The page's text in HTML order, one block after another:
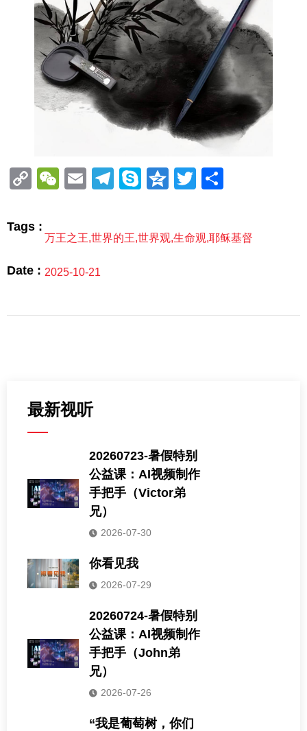
CopyWeChat
EmailTelegram
SkypeQzoneTwitter
Tags :
万王之王,世界的王,世界观,生命观,耶稣基督
Date : 2025-10-21
最新视听
20260723-暑假特别
公益课：AI视频制作
手把手（Victor弟
兄）
2026-07-30
你看见我
2026-07-29
20260724-暑假特别
公益课：AI视频制作
手把手（John弟
兄）
2026-07-26
“我是葡萄树，你们